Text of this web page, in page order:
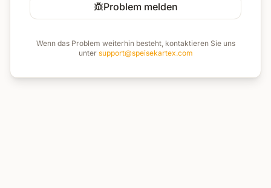
Problem melden
Wenn das Problem weiterhin besteht, kontaktieren Sie uns
unter support@speisekartex.com